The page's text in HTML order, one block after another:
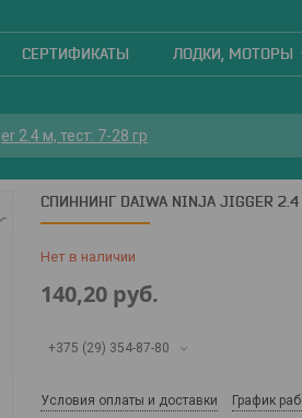
СЕРТИФИКАТЫ ЛОДКИ, МОТОРЫ
2.4 м, тест: 7-28 гр
СПИННИНГ DAIWA NINJA JIGGER
Нет в наличии
140,20 руб.
+375 (29) 354-87-80
Условия оплаты и доставки График